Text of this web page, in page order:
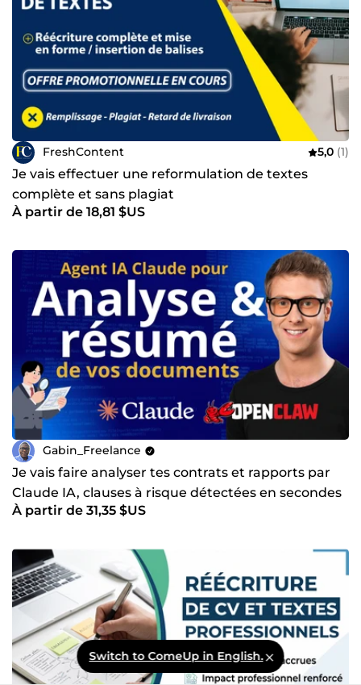
FreshContent 5,0 (1)
Je vais effectuer une reformulation de textes
complète et sans plagiat
À partir de 18,81 $US
Gabin_Freelance
Je vais faire analyser tes contrats et rapports par
Claude IA, clauses à risque détectées en secondes
À partir de 31,35 $US
Switch to ComeUp in English.